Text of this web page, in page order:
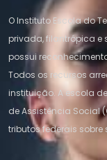
O Instituto Escola do
privada, filantrópica e
possui
Todos os recursos
instituição. A escola
de Assistência Social
tributos federais sobre